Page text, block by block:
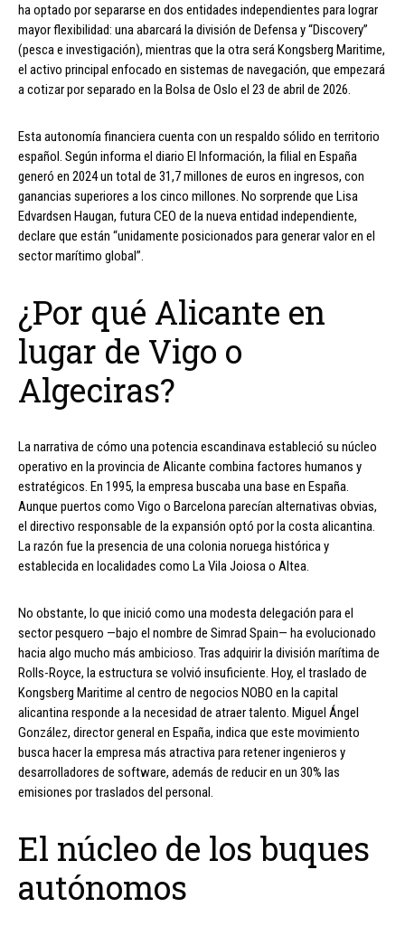
ha optado por separarse en dos entidades independientes para lograr
mayor flexibilidad: una abarcará la división de Defensa y “Discovery”
(pesca e investigación), mientras que la otra será Kongsberg Maritime,
el activo principal enfocado en sistemas de navegación, que empezará
a cotizar por separado en la Bolsa de Oslo el 23 de abril de 2026.
Esta autonomía financiera cuenta con un respaldo sólido en territorio
español. Según informa el diario El Información, la filial en España
generó en 2024 un total de 31,7 millones de euros en ingresos, con
ganancias superiores a los cinco millones. No sorprende que Lisa
Edvardsen Haugan, futura CEO de la nueva entidad independiente,
declare que están “unidamente posicionados para generar valor en el
sector marítimo global”.
¿Por qué Alicante en
lugar de Vigo o
Algeciras?
La narrativa de cómo una potencia escandinava estableció su núcleo
operativo en la provincia de Alicante combina factores humanos y
estratégicos. En 1995, la empresa buscaba una base en España.
Aunque puertos como Vigo o Barcelona parecían alternativas obvias,
el directivo responsable de la expansión optó por la costa alicantina.
La razón fue la presencia de una colonia noruega histórica y
establecida en localidades como La Vila Joiosa o Altea.
No obstante, lo que inició como una modesta delegación para el
sector pesquero —bajo el nombre de Simrad Spain— ha evolucionado
hacia algo mucho más ambicioso. Tras adquirir la división marítima de
Rolls-Royce, la estructura se volvió insuficiente. Hoy, el traslado de
Kongsberg Maritime al centro de negocios NOBO en la capital
alicantina responde a la necesidad de atraer talento. Miguel Ángel
González, director general en España, indica que este movimiento
busca hacer la empresa más atractiva para retener ingenieros y
desarrolladores de software, además de reducir en un 30% las
emisiones por traslados del personal.
El núcleo de los buques
autónomos